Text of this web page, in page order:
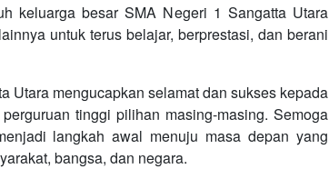
keluarga besar SMA Negeri 1 Sangatta Utara
untuk terus belajar, berprestasi, dan berani
Utara mengucapkan selamat dan sukses kepada
tinggi pilihan masing-masing. Semoga
langkah awal menuju masa depan yang
bangsa, dan negara.